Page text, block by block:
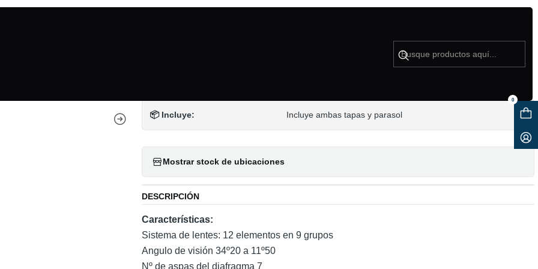
0
Nikon AF 70-210mm F4-5.6 - Usado
📦 Incluye: Incluye ambas tapas y parasol
Mostrar stock de ubicaciones
DESCRIPCIÓN
Características:
Sistema de lentes: 12 elementos en 9 grupos
Angulo de visión 34º20 a 11º50
Nº de aspas del diafragma 7